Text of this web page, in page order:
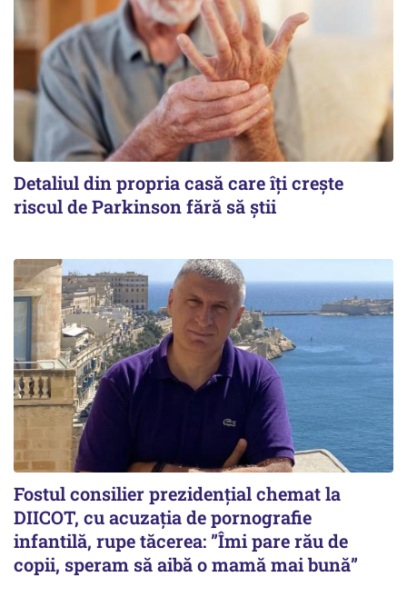
Detaliul din propria casă care îți crește
riscul de Parkinson fără să știi
Fostul consilier prezidențial chemat la
DIICOT, cu acuzația de pornografie
infantilă, rupe tăcerea: ”Îmi pare rău de
copii, speram să aibă o mamă mai bună”